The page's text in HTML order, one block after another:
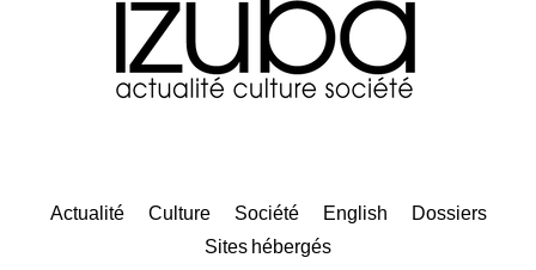
Actualité Culture Société English
Dossiers
Sites hébergés